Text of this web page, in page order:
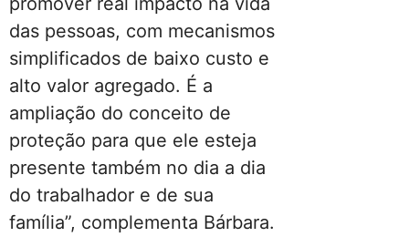
das pessoas, com mecanismos
simplificados de baixo custo e
alto valor agregado. É a
ampliação do conceito de
proteção para que ele esteja
presente também no dia a dia
do trabalhador e de sua
família”, complementa Bárbara.